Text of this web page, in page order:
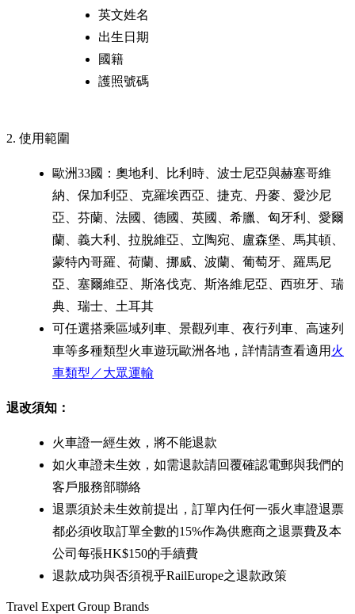
英文姓名
出生日期
國籍
護照號碼
2. 使用範圍
歐洲33國：奧地利、比利時、波士尼亞與赫塞哥維
納、保加利亞、克羅埃西亞、捷克、丹麥、愛沙尼
亞、芬蘭、法國、德國、英國、希臘、匈牙利、愛爾
蘭、義大利、拉脫維亞、立陶宛、盧森堡、馬其頓、
蒙特內哥羅、荷蘭、挪威、波蘭、葡萄牙、羅馬尼
亞、塞爾維亞、斯洛伐克、斯洛維尼亞、西班牙、瑞
典、瑞士、土耳其
可任選搭乘區域列車、景觀列車、夜行列車、高速列
車等多種類型火車遊玩歐洲各地，詳情請查看適用 火
車類型／大眾運輸
退改須知：
火車證一經生效，將不能退款
如火車證未生效，如需退款請回覆確認電郵與我們的
客戶服務部聯絡
退票須於未生效前提出，訂單內任何一張火車證退票
都必須收取訂單全數的15%作為供應商之退票費及本
公司每張HK$150的手續費
退款成功與否須視乎RailEurope之退款政策
Travel Expert Group Brands